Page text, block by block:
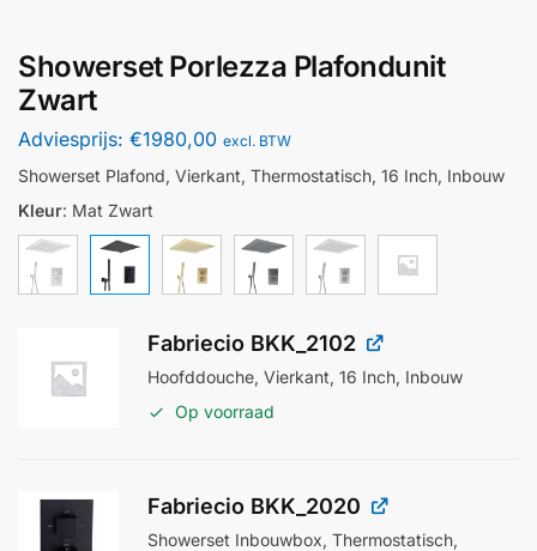
Showerset Porlezza Plafondunit
Zwart
Adviesprijs: €1980,00 excl. BTW
Showerset Plafond, Vierkant, Thermostatisch, 16 Inch, Inbouw
Kleur: Mat Zwart
Fabriecio BKK_2102
Hoofddouche, Vierkant, 16 Inch, Inbouw
Op voorraad
Fabriecio BKK_2020
Showerset Inbouwbox, Thermostatisch,